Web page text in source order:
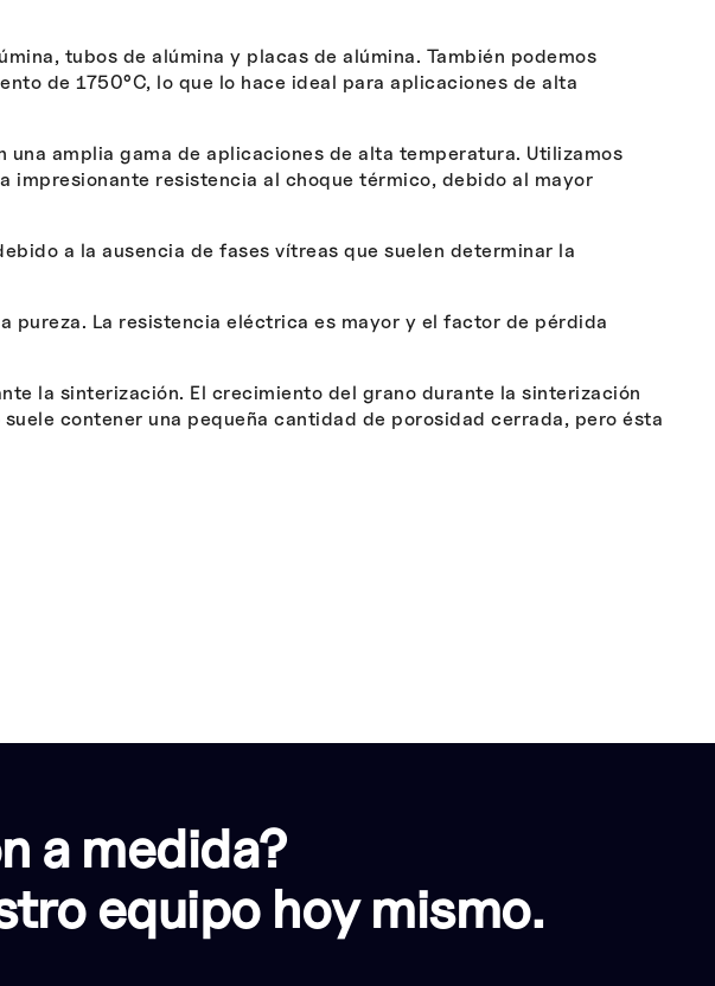
tubos de alúmina y placas de alúmina. También podemos
de 1750°C, lo que lo hace ideal para aplicaciones de alta
una amplia gama de aplicaciones de alta temperatura. Utilizamos
impresionante resistencia al choque térmico, debido al mayor
a la ausencia de fases vítreas que suelen determinar la
pureza. La resistencia eléctrica es mayor y el factor de pérdida
la sinterización. El crecimiento del grano durante la sinterización
contener una pequeña cantidad de porosidad cerrada, pero ésta
a medida?
equipo hoy mismo.